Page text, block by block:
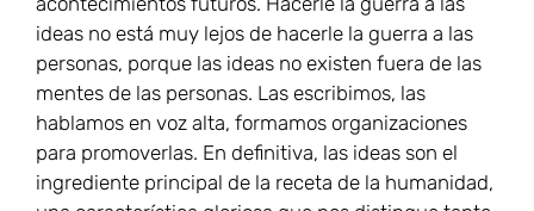
ideas no está muy lejos de hacerle la guerra a las
personas, porque las ideas no existen fuera de las
mentes de las personas. Las escribimos, las
hablamos en voz alta, formamos organizaciones
para promoverlas. En definitiva, las ideas son el
ingrediente principal de la receta de la humanidad,